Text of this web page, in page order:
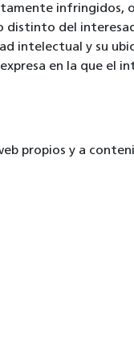
infringidos,
distinto del
intelectual y su
en la que el
propios y a